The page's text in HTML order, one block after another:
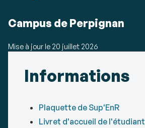
Résumé
Campus de Perpignan
Mise à jour le 20 juillet 2026
Détails
Informations
Plaquette de Sup'EnR
Livret d'accueil de l'étudiant